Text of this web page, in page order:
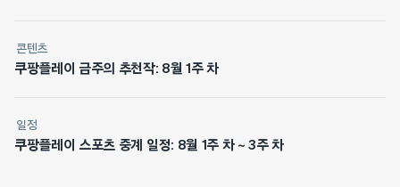
콘텐츠
쿠팡플레이 금주의 추천작: 8월 1주 차
일정
쿠팡플레이 스포츠 중계 일정: 8월 1주 차 ~ 3주 차